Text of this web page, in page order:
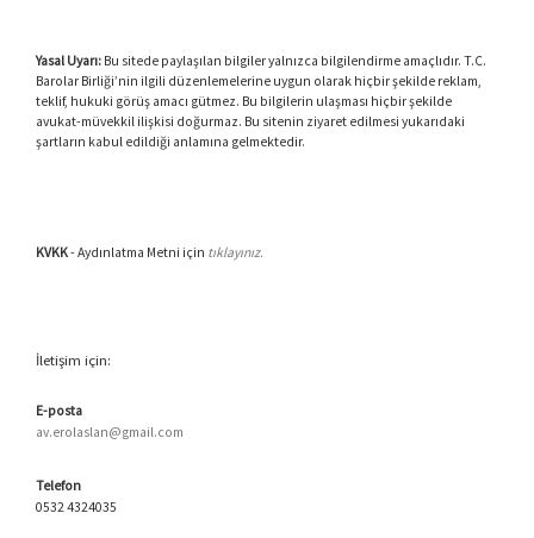
Yasal Uyarı:Bu sitede paylaşılan bilgiler yalnızca bilgilendirme amaçlıdır. T.C.
Barolar Birliği’nin ilgili düzenlemelerine uygun olarak hiçbir şekilde reklam,
teklif, hukuki görüş amacı gütmez. Bu bilgilerin ulaşması hiçbir şekilde
avukat-müvekkil ilişkisi doğurmaz. Bu sitenin ziyaret edilmesi yukarıdaki
şartların kabul edildiği anlamına gelmektedir.
KVKK- Aydınlatma Metni için tıklayınız.
İletişim için:
E-posta
av.erolaslan@gmail.com
Telefon
0532 4324035